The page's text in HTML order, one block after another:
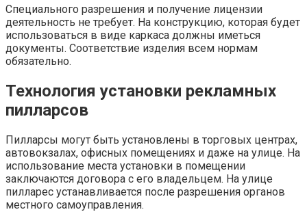
Специального разрешения и получение лицензии
деятельность не требует. На конструкцию, которая будет
использоваться в виде каркаса должны иметься
документы. Соответствие изделия всем нормам
обязательно.
Технология установки рекламных
пилларсов
Пилларсы могут быть установлены в торговых центрах,
автовокзалах, офисных помещениях и даже на улице. На
использование места установки в помещении
заключаются договора с его владельцем. На улице
пилларес устанавливается после разрешения органов
местного самоуправления.